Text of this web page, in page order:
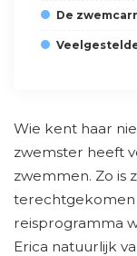
De
Wie kent haar
zwemster heeft
zwemmen. Zo is
terechtgekomen
reisprogramma
Erica natuurlijk